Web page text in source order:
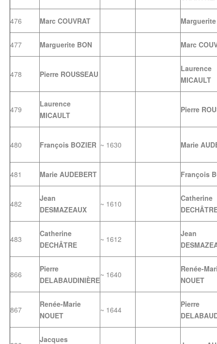
476 Marc COUVRAT
477 Marguerite BON Marc
478 Pierre ROUSSEAU
Laurence
MICAULT
479
Laurence
MICAULT
Pierre
480 François BOZIER ~ 1630 Marie
481 Marie AUDEBERT François
482
Jean
DESMAZEAUX
~ 1610
Catherine
483
Catherine
DECHÂTRE
~ 1612
Jean
866
Pierre
DELABAUDINIÈRE
~ 1640
Renée-
NOUET
867
Renée-Marie
NOUET
~ 1644
Pierre
Jacques